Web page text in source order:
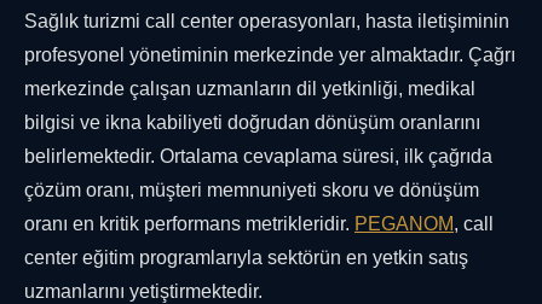
Sağlık turizmi call center operasyonları, hasta iletişiminin
profesyonel yönetiminin merkezinde yer almaktadır. Çağrı
merkezinde çalışan uzmanların dil yetkinliği, medikal
bilgisi ve ikna kabiliyeti doğrudan dönüşüm oranlarını
belirlemektedir. Ortalama cevaplama süresi, ilk çağrıda
çözüm oranı, müşteri memnuniyeti skoru ve dönüşüm
oranı en kritik performans metrikleridir. PEGANOM, call
center eğitim programlarıyla sektörün en yetkin satış
uzmanlarını yetiştirmektedir.